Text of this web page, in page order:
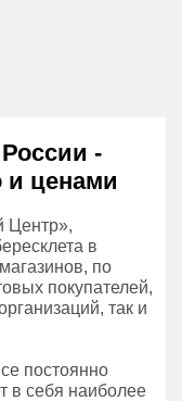
-
и ценами
Центр»,
в
по
покупателей,
так и
постоянно
в себя наиболее